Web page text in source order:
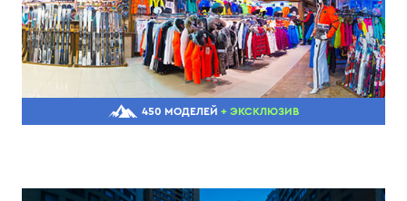
450 МОДЕЛЕЙ + ЭКСКЛЮЗИВ